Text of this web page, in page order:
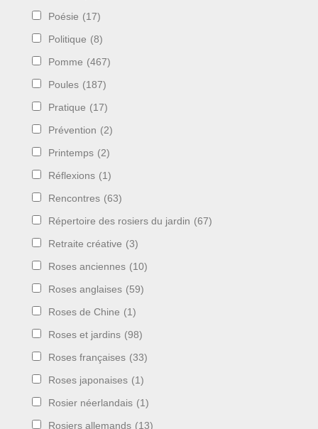
Poésie (17)
Politique (8)
Pomme (467)
Poules (187)
Pratique (17)
Prévention (2)
Printemps (2)
Réflexions (1)
Rencontres (63)
Répertoire des rosiers du jardin (67)
Retraite créative (3)
Roses anciennes (10)
Roses anglaises (59)
Roses de Chine (1)
Roses et jardins (98)
Roses françaises (33)
Roses japonaises (1)
Rosier néerlandais (1)
Rosiers allemands (13)